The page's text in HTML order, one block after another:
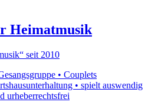
Heimatmusik
seit 2010
• Couplets
• spielt auswendig
urheberrechtsfrei